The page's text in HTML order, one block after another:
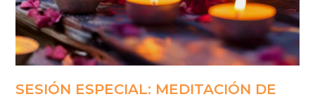
SESIÓN ESPECIAL: MEDITACIÓN DE